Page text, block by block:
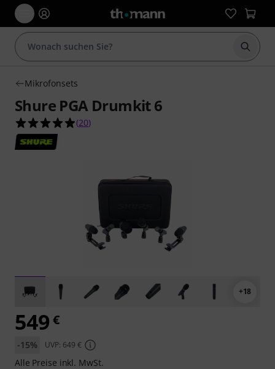
Suche
Mikrofonsets
Shure PGA Drumkit 6
4.9 von 5 Sternen aus 20 Kundenbewertungen
(20)
+18
549 €
-15% UVP: 649 €
Alle Preise inkl. MwSt.